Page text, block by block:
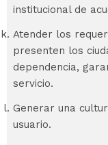
institucional de
Atender los
presenten los
dependencia,
servicio.
Generar una
usuario.